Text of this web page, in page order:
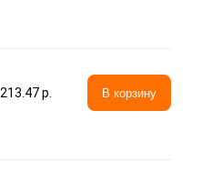
213.47 p. В корзину